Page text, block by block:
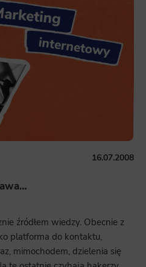
16.07.2008
źródłem wiedzy. Obecnie z
platforma do kontaktu,
mimochodem, dzielenia się